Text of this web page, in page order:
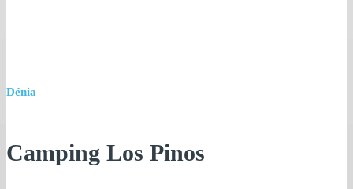
Dénia
Camping Los Pinos